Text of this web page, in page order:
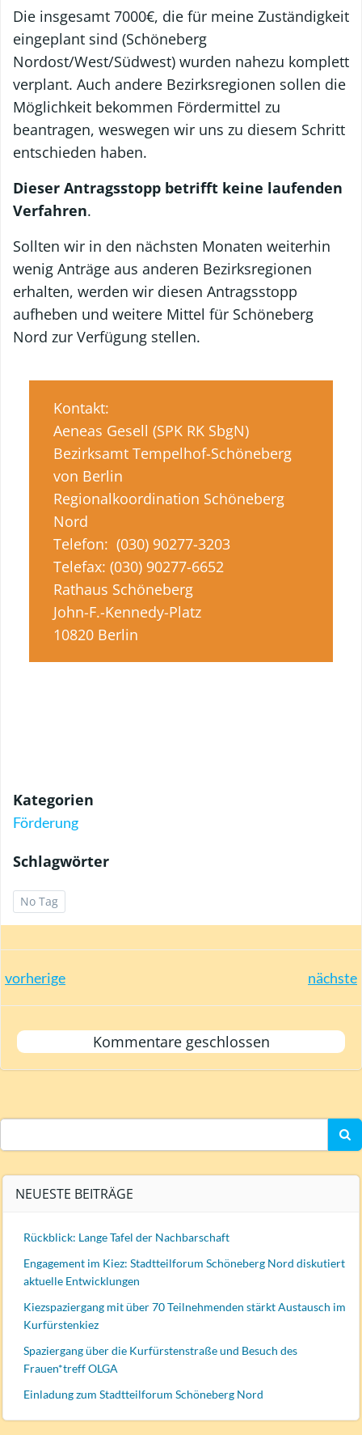
Die insgesamt 7000€, die für meine Zuständigkeit
eingeplant sind (Schöneberg
Nordost/West/Südwest) wurden nahezu komplett
verplant. Auch andere Bezirksregionen sollen die
Möglichkeit bekommen Fördermittel zu
beantragen, weswegen wir uns zu diesem Schritt
entschieden haben.
Dieser Antragsstopp betrifft keine laufenden
Verfahren.
Sollten wir in den nächsten Monaten weiterhin
wenig Anträge aus anderen Bezirksregionen
erhalten, werden wir diesen Antragsstopp
aufheben und weitere Mittel für Schöneberg
Nord zur Verfügung stellen.
Kontakt:
Aeneas Gesell (SPK RK SbgN)
Bezirksamt Tempelhof-Schöneberg
von Berlin
Regionalkoordination Schöneberg
Nord
Telefon: (030) 90277-3203
Telefax: (030) 90277-6652
Rathaus Schöneberg
John-F.-Kennedy-Platz
10820 Berlin
Kategorien
Förderung
Schlagwörter
No Tag
Post
navigation
vorherige
navigation
nächste
Kommentare geschlossen
for:
NEUESTE BEITRÄGE
Rückblick: Lange Tafel der Nachbarschaft
Engagement im Kiez: Stadtteilforum Schöneberg Nord diskutiert
aktuelle Entwicklungen
Kiezspaziergang mit über 70 Teilnehmenden stärkt Austausch im
Kurfürstenkiez
Spaziergang über die Kurfürstenstraße und Besuch des
Frauen*treff OLGA
Einladung zum Stadtteilforum Schöneberg Nord